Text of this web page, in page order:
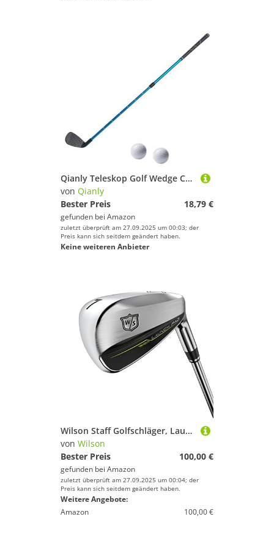
Qianly Teleskop Golf Wedge Chipper für Anfänger mit Trainingsbällen, Blau
von Qianly
Bester Preis
18,79 €
gefunden bei Amazon
zuletzt überprüft am 27.09.2025 um 00:03; der
Preis kann sich seitdem geändert haben.
Keine weiteren Anbieter
Wilson Staff Golfschläger, Launch Pad 2 Sand Wedge, Schaft aus Stahl
von Wilson
Bester Preis
100,00 €
gefunden bei Amazon
zuletzt überprüft am 27.09.2025 um 00:04; der
Preis kann sich seitdem geändert haben.
Weitere Angebote:
Amazon
100,00 €